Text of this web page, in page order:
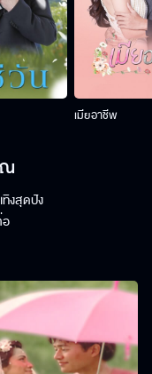
เมียอาชีพ
ทิงสุดปัง